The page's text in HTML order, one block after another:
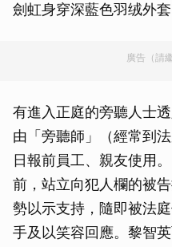
劍虹身穿深藍色羽绒外套
廣告（請
有進入正庭的旁聽人士
由「旁聽師」（經常到
日報前員工、親友使用
前，站立向犯人欄的被
勢以示支持，隨即被法
手及以笑容回應。黎智